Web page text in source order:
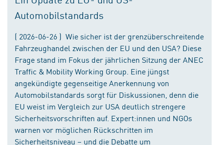
Automobilstandards
( 2026-06-26 ) Wie sicher ist der grenzüberschreitende
Fahrzeughandel zwischen der EU und den USA? Diese
Frage stand im Fokus der jährlichen Sitzung der ANEC
Traffic & Mobility Working Group. Eine jüngst
angekündigte gegenseitige Anerkennung von
Automobilstandards sorgt für Diskussionen, denn die
EU weist im Vergleich zur USA deutlich strengere
Sicherheitsvorschriften auf. Expert:innen und NGOs
warnen vor möglichen Rückschritten im
Sicherheitsniveau – und die Debatte um